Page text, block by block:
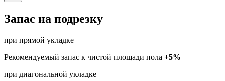
Запас на подрезку
при прямой укладке
Рекомендуемый запас к чистой площади пола +5%
при диагональной укладке